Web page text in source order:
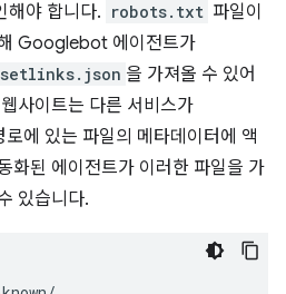
해야 합니다. robots.txt 파일이
Googlebot 에이전트가
을 가져올 수 있어
사이트는 다른 서비스가
로에 있는 파일의 메타데이터에 액
화된 에이전트가 이러한 파일을 가
있습니다.